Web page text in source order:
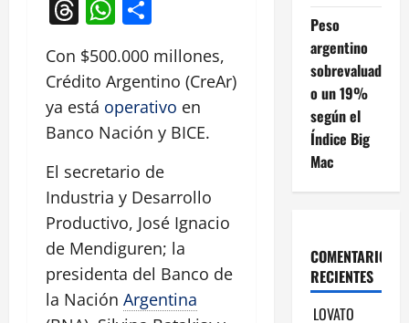
Threads
WhatsApp
Con $500.000 millones,
Crédito Argentino (CreAr)
ya está operativo en
Banco Nación y BICE.
El secretario de
Industria y Desarrollo
Productivo, José Ignacio
de Mendiguren; la
presidenta del Banco de
la Nación Argentina
Peso
argentino
sobrevaluad
o un 19%
según el
Índice Big
Mac
COMENTARIOS
RECIENTES
LOVATO